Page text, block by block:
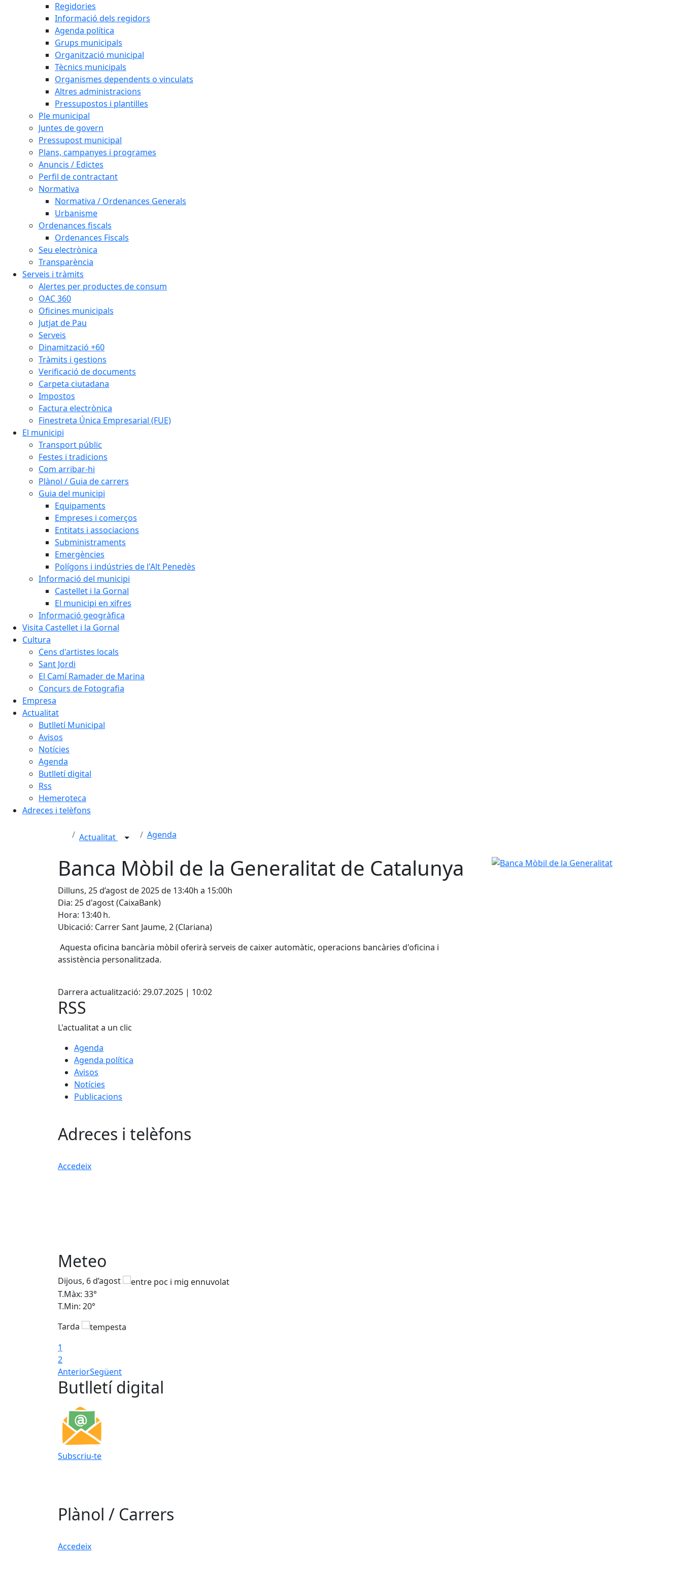
Regidories
Informació dels regidors
Agenda política
Grups municipals
Organització municipal
Tècnics municipals
Organismes dependents o vinculats
Altres administracions
Pressupostos i plantilles
Ple municipal
Juntes de govern
Pressupost municipal
Plans, campanyes i programes
Anuncis / Edictes
Perfil de contractant
Normativa
Normativa / Ordenances Generals
Urbanisme
Ordenances fiscals
Ordenances Fiscals
Seu electrònica
Transparència
Serveis i tràmits
Alertes per productes de consum
OAC 360
Oficines municipals
Jutjat de Pau
Serveis
Dinamització +60
Tràmits i gestions
Verificació de documents
Carpeta ciutadana
Impostos
Factura electrònica
Finestreta Única Empresarial (FUE)
El municipi
Transport públic
Festes i tradicions
Com arribar-hi
Plànol / Guia de carrers
Guia del municipi
Equipaments
Empreses i comerços
Entitats i associacions
Subministraments
Emergències
Polígons i indústries de l'Alt Penedès
Informació del municipi
Castellet i la Gornal
El municipi en xifres
Informació geogràfica
Visita Castellet i la Gornal
Cultura
Cens d'artistes locals
Sant Jordi
El Camí Ramader de Marina
Concurs de Fotografia
Empresa
Actualitat
Butlletí Municipal
Avisos
Notícies
Agenda
Butlletí digital
Rss
Hemeroteca
Adreces i telèfons
Actualitat Agenda
Banca Mòbil de la Generalitat de Catalunya
Dilluns, 25 d’agost de 2025 de 13:40h a 15:00h
Dia: 25 d'agost (CaixaBank)
Hora: 13:40 h.
Ubicació: Carrer Sant Jaume, 2 (Clariana)
Aquesta oficina bancària mòbil oferirà serveis de caixer automàtic, operacions bancàries d'oficina i
assistència personalitzada.
Darrera actualització: 29.07.2025 | 10:02
Banca Mòbil de la Generalitat
RSS
L'actualitat a un clic
Agenda
Agenda política
Avisos
Notícies
Publicacions
Adreces i telèfons
Accedeix
Meteo
Dijous, 6 d’agost
T.Màx: 33°
T.Min: 20°
Tarda
1
2
AnteriorSegüent
Butlletí digital
Subscriu-te
Plànol / Carrers
Accedeix